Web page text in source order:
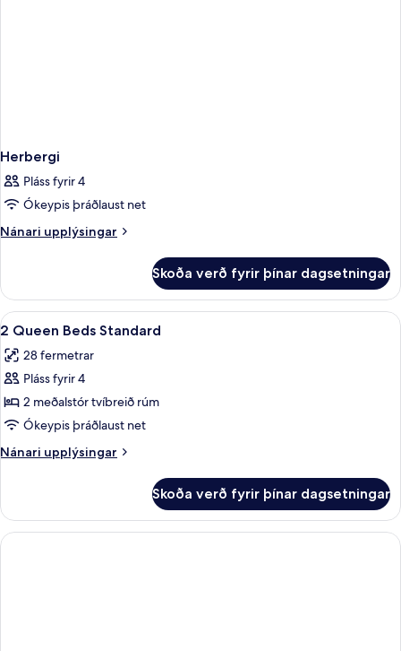
Herbergi
Pláss fyrir 4
Ókeypis þráðlaust net
Nánari upplýsingar
Nánari
Skoða verð fyrir þínar dagsetningar
Skoða
allar
myndir
fyrir
2
Queen
Beds
Standard
Ókeypis þráðlaus nettenging, rúmföt
5
2 Queen Beds Standard
28 fermetrar
Pláss fyrir 4
2 meðalstór tvíbreið rúm
Ókeypis þráðlaust net
Nánari upplýsingar
Nánari
Queen
Beds
Standard
Skoða verð fyrir þínar dagsetningar